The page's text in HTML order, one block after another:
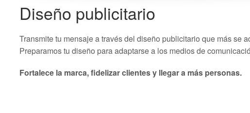
Diseño publicitario
Transmite tu mensaje a través del diseño publicitario que más se
Preparamos tu diseño para adaptarse a los medios de
Fortalece la marca, fidelizar clientes y llegar a más personas.